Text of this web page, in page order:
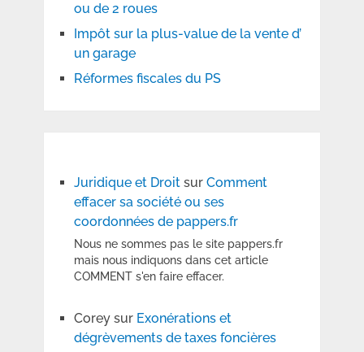
ou de 2 roues
Impôt sur la plus-value de la vente d’
un garage
Réformes fiscales du PS
Juridique et Droitsur Comment
effacer sa société ou ses
coordonnées de pappers.fr
Nous ne sommes pas le site pappers.fr
mais nous indiquons dans cet article
COMMENT s'en faire effacer.
Coreysur Exonérations et
dégrèvements de taxes foncières